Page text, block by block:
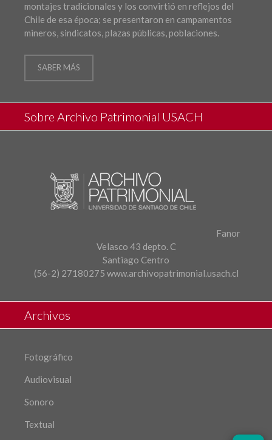
montajes tradicionales y los convirtió en reflejos del
Chile de esa época; se presentaron en campamentos
mineros, sindicatos, plazas públicas, poblaciones.
SABER MÁS
Sobre Archivo Patrimonial USACH
Fanor
Velasco 43 depto. C
Santiago Centro
(56-2) 27180275 www.archivopatrimonial.usach.cl
Archivos
Fotográfico
Audiovisual
Sonoro
Textual